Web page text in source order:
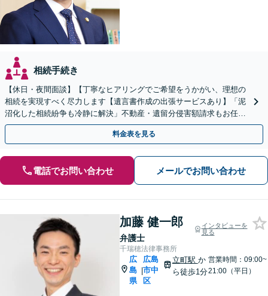
相続手続き
【休日・夜間面談】【丁寧なヒアリングでご希望をうかがい、理想の
相続を実現すべく尽力します【遺言書作成の出張サービスあり】「泥
沼化した相続紛争も冷静に解決」不動産・遺留分侵害額請求もお任せ
【縮景園前駅４分】
料金表を見る
電話でお問い合わせ メールでお問い合わせ
加藤 健一郎
弁護士
インタビューを
見る
千瑞穂法律事務所
広
島
県
|
広島
市中
区
立町駅 か
ら徒歩1分
営業時間：09:00~
21:00（平日）